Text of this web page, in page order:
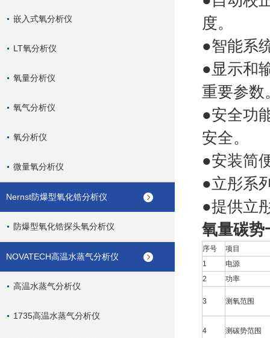
嵌入式氧分析仪
LT氧分析仪
氧量分析仪
氧气分析仪
氧分析仪
微量氧分析仪
Nernst防爆型氧化锆分析仪
防爆型氧化锆探头氧分析仪
NOVATECH高温水蒸气分析仪
高温水蒸气分析仪
1735高温水蒸气分析仪
度。
●智能系
●显示和
重要参数
●安全功
安全。
●安装简
●立彤系
●提供立
氧量碳势
序号
项目
1
电源
2
功率
3 测氧范围
4 测碳势范围